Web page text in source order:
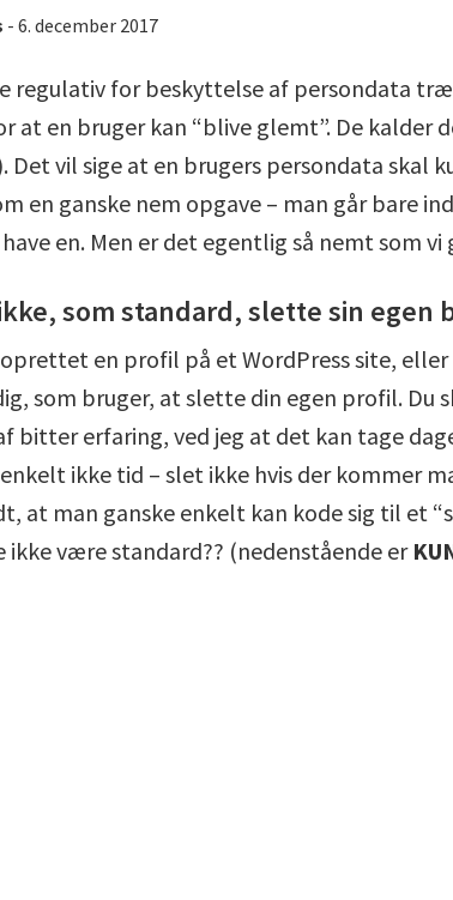
- 6. december 2017
regulativ for beskyttelse af persondata
at en bruger kan “blive glemt”. De kalder
Det vil sige at en brugers persondata skal
en ganske nem opgave – man går bare
en. Men er det egentlig så nemt som vi
som standard, slette sin egen
en profil på et WordPress site,
som bruger, at slette din egen profil. Du
bitter erfaring, ved jeg at det kan tage
ikke tid – slet ikke hvis der kommer
at man ganske enkelt kan kode sig til et
ikke være standard?? (nedenstående er